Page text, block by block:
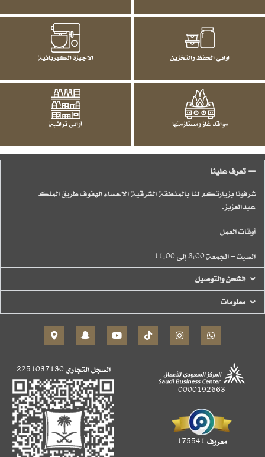
اواني الحفظ والتخزين الاجهزة الكهربائية
مواقد غاز ومستلزمتها أواني تراثية
تعرف علينا
شرفونا بزيارتكم لنا بالمنطقة الشرقية الاحساء الهفوف طريق الملك
عبدالعزيز.
أوقات العمل
السبت – الجمعة 8:00 إلى 11:00
الشحن والتوصيل
معلومات
0000192663
معروف 175541
السجل التجاري2251037130